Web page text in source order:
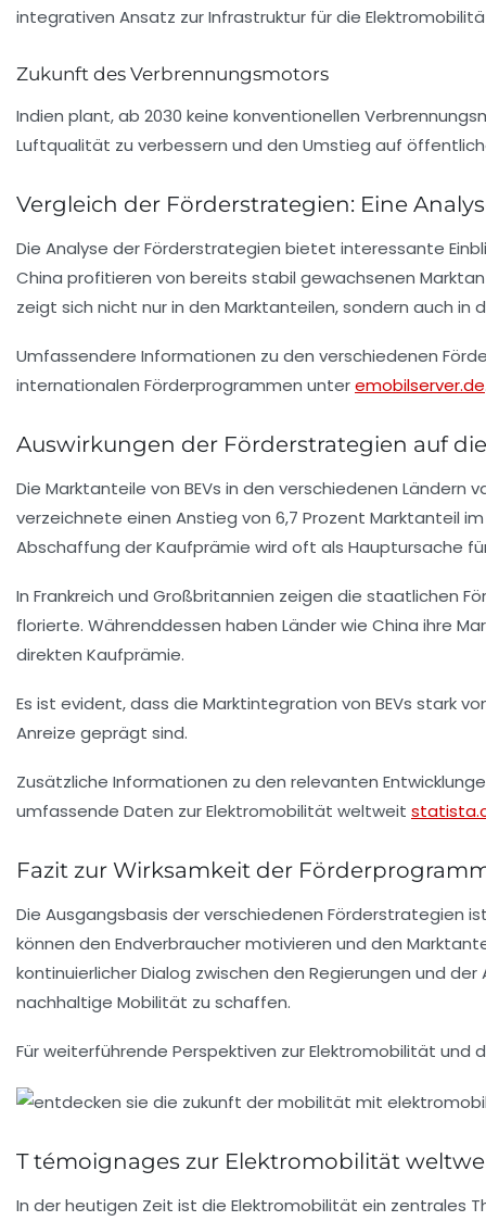
integrativen Ansatz zur Infrastruktur für die
Zukunft des Verbrennungsmotors
Indien plant, ab 2030 keine konventionellen
Luftqualität zu verbessern und den Umstieg auf
Vergleich der Förderstrategien: Eine
Die Analyse der Förderstrategien bietet interessante
China profitieren von bereits stabil gewachsenen
zeigt sich nicht nur in den Marktanteilen, sondern auch in
Umfassendere Informationen zu den verschiedenen
internationalen Förderprogrammen unteremobilserver.de
Auswirkungen der Förderstrategien auf
Die Marktanteile von BEVs in den verschiedenen
verzeichnete einen Anstieg von 6,7 Prozent Marktanteil
Abschaffung der Kaufprämie wird oft als Hauptursache
In Frankreich und Großbritannien zeigen die staatlichen
florierte. Währenddessen haben Länder wie China ihre
direkten Kaufprämie.
Es ist evident, dass die Marktintegration von BEVs stark
Anreize geprägt sind.
Zusätzliche Informationen zu den relevanten
umfassende Daten zurElektromobilität weltweit
Fazit zur Wirksamkeit der
Die Ausgangsbasis der verschiedenen Förderstrategien
können den Endverbraucher motivieren und den
kontinuierlicher Dialog zwischen den Regierungen und
nachhaltige Mobilität zu schaffen.
Für weiterführende Perspektiven zur Elektromobilität
T témoignages zur Elektromobilität
In der heutigen Zeit ist die Elektromobilität ein zentrales